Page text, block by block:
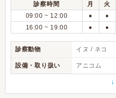
診察時間 月 火
09:00 ~ 12:00
● ●
16:00 ~ 19:00 ● ●
診察動物 イヌ / ネコ
設備・取り扱い アニコム
↓